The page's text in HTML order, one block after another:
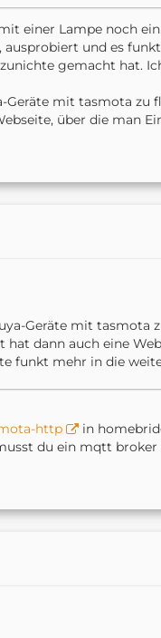
einer Lampe noch
und es
gemacht hat.
mit tasmota zu
über die man
Geräte mit tasmota
dann auch eine
funkt mehr in die
http
in
du ein mqtt